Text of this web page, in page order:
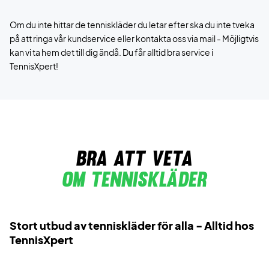
Om du inte hittar de tenniskläder du letar efter ska du inte tveka
på att ringa vår kundservice eller kontakta oss via mail - Möjligtvis
kan vi ta hem det till dig ändå. Du får alltid bra service i
TennisXpert!
bra att veta
Om tenniskläder
Stort utbud av tenniskläder för alla - Alltid hos
TennisXpert